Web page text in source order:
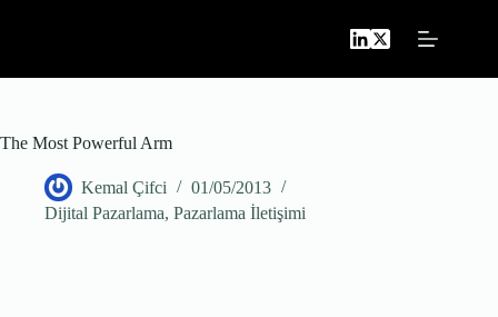
The Most Powerful Arm
Kemal Çifci
01/05/2013
Dijital Pazarlama, Pazarlama İletişimi